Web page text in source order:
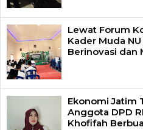
Lewat Forum
Kader Muda
Berinovasi dan
Ekonomi Jatim
Anggota DPD
Khofifah